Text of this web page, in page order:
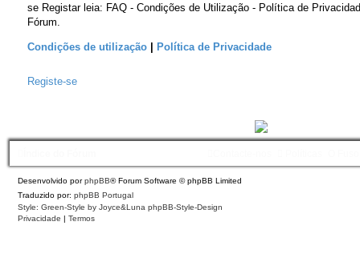
se Registar leia: FAQ - Condições de Utilização - Política de
Fórum.
Condições de utilização Política de Privacidade
Registe-se
Desenvolvido porphpBB® Forum Software © phpBB Limited
Traduzido por: phpBB Portugal
Style: Green-Style by Joyce&Luna phpBB-Style-Design
Privacidade
Termos